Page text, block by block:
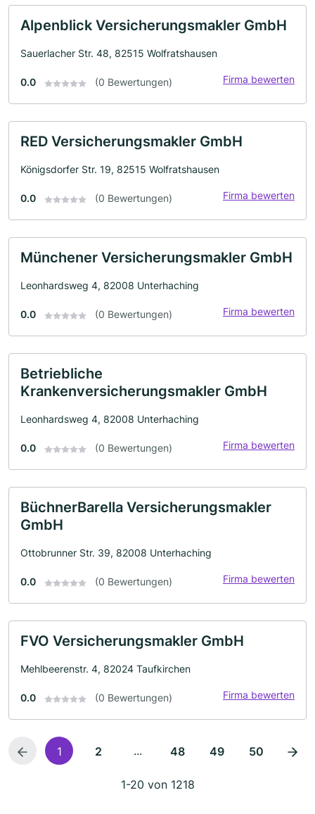
Alpenblick Versicherungsmakler GmbH
Sauerlacher Str. 48, 82515 Wolfratshausen
0.0 (0 Bewertungen) Firma bewerten
RED Versicherungsmakler GmbH
Königsdorfer Str. 19, 82515 Wolfratshausen
0.0 (0 Bewertungen) Firma bewerten
Münchener Versicherungsmakler GmbH
Leonhardsweg 4, 82008 Unterhaching
0.0 (0 Bewertungen) Firma bewerten
Betriebliche
Krankenversicherungsmakler GmbH
Leonhardsweg 4, 82008 Unterhaching
0.0 (0 Bewertungen) Firma bewerten
BüchnerBarella Versicherungsmakler
GmbH
Ottobrunner Str. 39, 82008 Unterhaching
0.0 (0 Bewertungen) Firma bewerten
FVO Versicherungsmakler GmbH
Mehlbeerenstr. 4, 82024 Taufkirchen
0.0 (0 Bewertungen) Firma bewerten
1 2 ... 48 49 50
1-20 von 1218